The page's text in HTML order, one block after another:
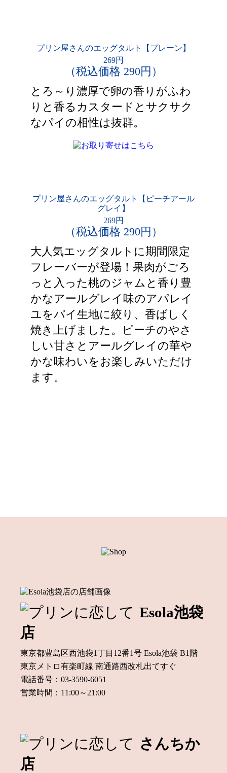
プリン屋さんのエッグタルト【プレーン】
269円
（税込価格 290円）
とろ～り濃厚で卵の香りがふわ
りと香るカスタードとサクサク
なパイの相性は抜群。
プリン屋さんのエッグタルト【ピーチアール
グレイ】
269円
（税込価格 290円）
大人気エッグタルトに期間限定
フレーバーが登場！果肉がごろ
っと入った桃のジャムと香り豊
かなアールグレイ味のアパレイ
ユをパイ生地に絞り、香ばしく
焼き上げました。ピーチのやさ
しい甘さとアールグレイの華や
かな味わいをお楽しみいただけ
ます。
Esola池袋
店
東京都豊島区西池袋1丁目12番1号 Esola池袋 B1階
東京メトロ有楽町線 南通路西改札出てすぐ
電話番号：03-3590-6051
営業時間：11:00～21:00
さんちか
店